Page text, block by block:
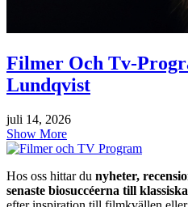
Filmer Och Tv-
Lundqvist
juli 14, 2026
Show More
Hos oss hittar du nyheter,
senaste biosuccéerna till